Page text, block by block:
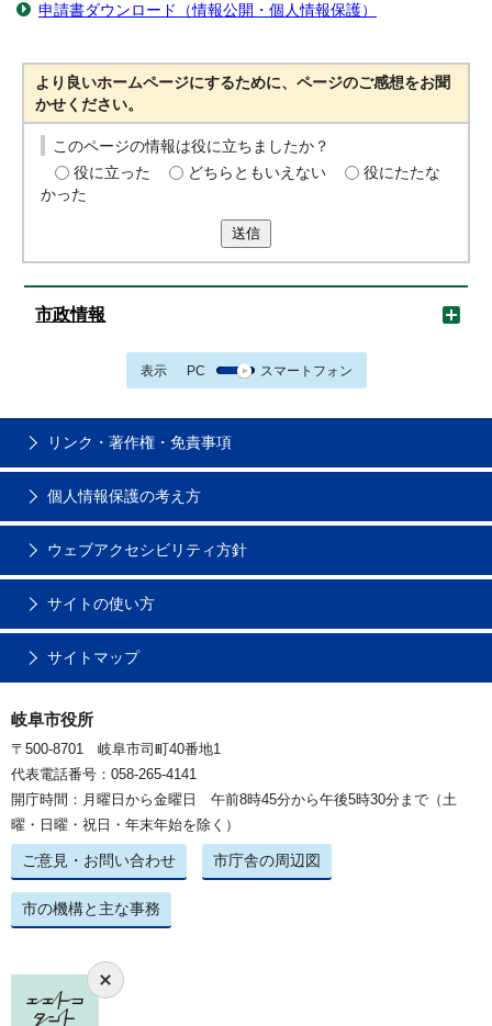
申請書ダウンロード（情報公開・個人情報保護）
より良いホームページにするために、ページのご感想をお聞
かせください。
このページの情報は役に立ちましたか？
役に立った
どちらともいえない
役にたたな
かった
送信
市政情報
表示 PC スマートフォン
リンク・著作権・免責事項
個人情報保護の考え方
ウェブアクセシビリティ方針
サイトの使い方
サイトマップ
岐阜市役所
〒500-8701 岐阜市司町40番地1
代表電話番号：058-265-4141
開庁時間：月曜日から金曜日 午前8時45分から午後5時30分まで（土
曜・日曜・祝日・年末年始を除く）
ご意見・お問い合わせ 市庁舎の周辺図
市の機構と主な事務